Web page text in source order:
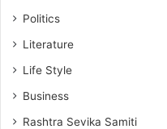
Politics
Literature
Life Style
Business
Rashtra Sevika Samiti